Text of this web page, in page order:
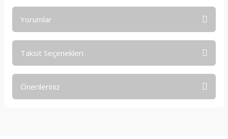
Yorumlar
Taksit Seçenekleri
Önerileriniz